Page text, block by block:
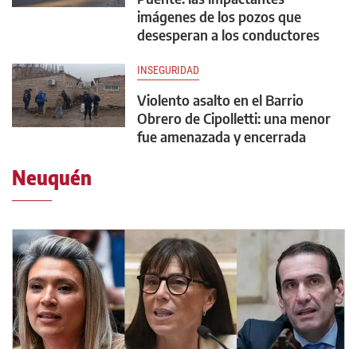
imágenes de los pozos que
desesperan a los conductores
INSEGURIDAD
Violento asalto en el Barrio
Obrero de Cipolletti: una menor
fue amenazada y encerrada
Neuquén